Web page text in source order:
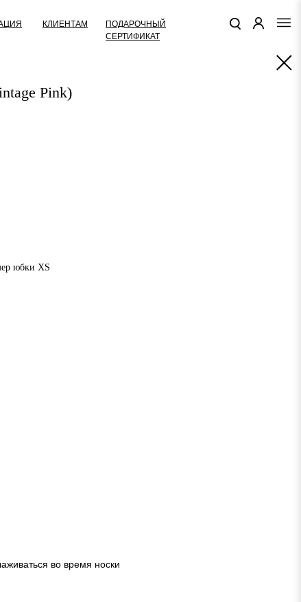
ПОДАРОЧНЫЙ
СЕРТИФИКАТ
КЛИЕНТАМ
Pink)
юбки XS
во время носки